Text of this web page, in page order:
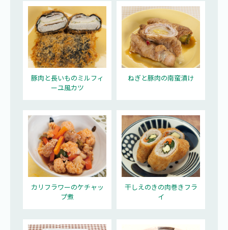
豚肉と長いものミルフィ
ーユ風カツ
ねぎと豚肉の南蛮漬け
カリフラワーのケチャッ
プ煮
干しえのきの肉巻きフラ
イ